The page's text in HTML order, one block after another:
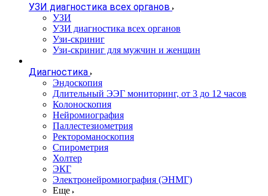
УЗИ диагностика всех органов
УЗИ
УЗИ диагностика всех органов
Узи-скриниг
Узи-скриниг для мужчин и женщин
Диагностика
Эндоскопия
Длительный ЭЭГ мониторинг, от 3 до 12 часов
Колоноскопия
Нейромиография
Паллестезиометрия
Ректороманоскопия
Спирометрия
Холтер
ЭКГ
Электронейромиография (ЭНМГ)
Еще